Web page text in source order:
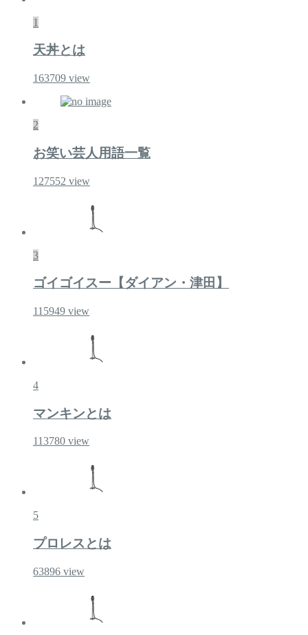
1
天丼とは
163709 view
2
お笑い芸人用語一覧
127552 view
3
ゴイゴイスー【ダイアン・津田】
115949 view
4
マンキンとは
113780 view
5
プロレスとは
63896 view